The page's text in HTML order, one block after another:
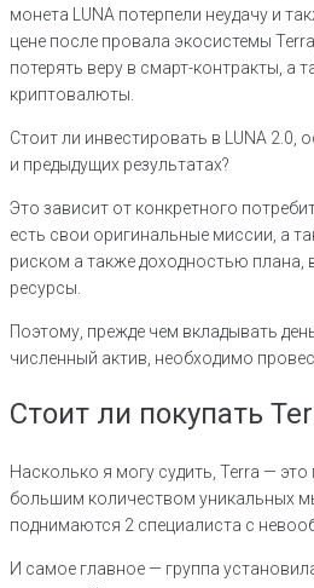
монета LUNA потерпели неудачу и
цене после провала экосистемы
потерять веру в смарт-контракты, а
криптовалюты.
Стоит ли инвестировать в LUNA 2.0,
и предыдущих результатах?
Это зависит от конкретного
есть свои оригинальные миссии, а
риском а также доходностью плана,
ресурсы.
Поэтому, прежде чем вкладывать
численный актив, необходимо
Стоит ли покупать
Насколько я могу судить, Terra —
большим количеством уникальных
поднимаются 2 специалиста с
И самое главное — группа